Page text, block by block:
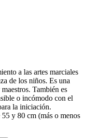
a las artes marciales
de los niños. Es una
También es
o incómodo con el
la iniciación.
y 80 cm (más o menos